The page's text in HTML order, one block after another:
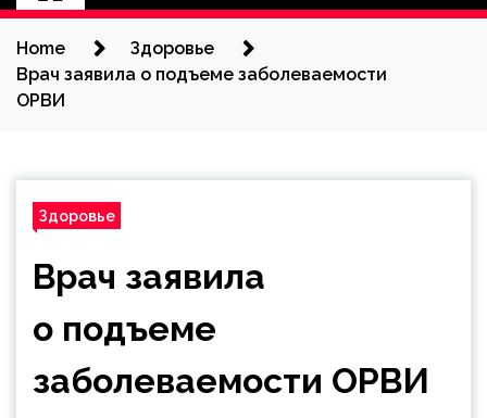
Home
Здоровье
Врач заявила о подъеме заболеваемости
ОРВИ
Здоровье
Врач заявила
о подъеме
заболеваемости ОРВИ